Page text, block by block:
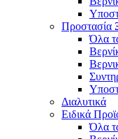
Προστασία
Όλα
Διαλυτικά
Ειδικά
Όλα